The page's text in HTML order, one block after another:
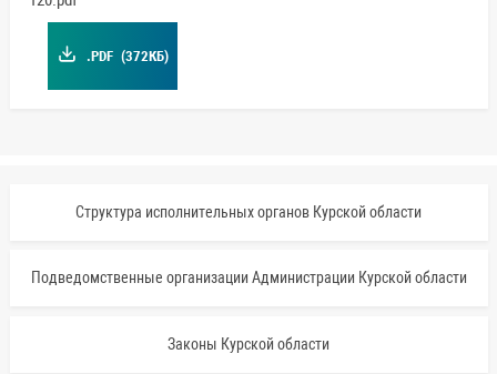
.PDF (372КБ)
Структура исполнительных органов Курской области
Подведомственные организации Администрации Курской области
Законы Курской области